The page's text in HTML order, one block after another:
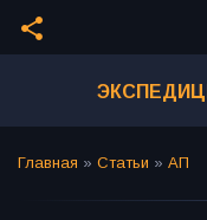
share
Главная » Статьи » АП